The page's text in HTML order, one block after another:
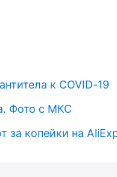
к COVID-19
Фото с МКС
за копейки на